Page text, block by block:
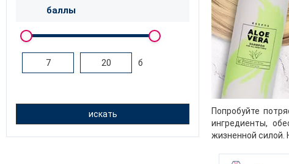
баллы
б
искать
Попробуйте
ингредиенты,
жизненной силой.